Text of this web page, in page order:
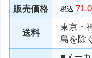
販売価格
税込
送料
東京・
島を除